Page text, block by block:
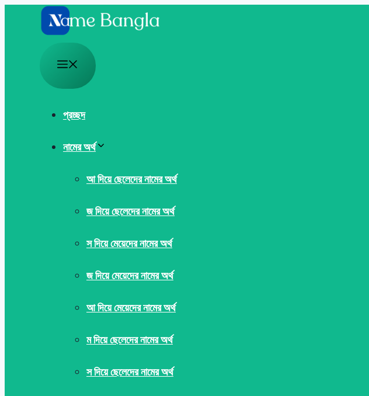
Menu
প্রচ্ছদ
নামের অর্থ
আ দিয়ে ছেলেদের নামের অর্থ
জ দিয়ে ছেলেদের নামের অর্থ
স দিয়ে মেয়েদের নামের অর্থ
জ দিয়ে মেয়েদের নামের অর্থ
আ দিয়ে মেয়েদের নামের অর্থ
ম দিয়ে ছেলেদের নামের অর্থ
স দিয়ে ছেলেদের নামের অর্থ